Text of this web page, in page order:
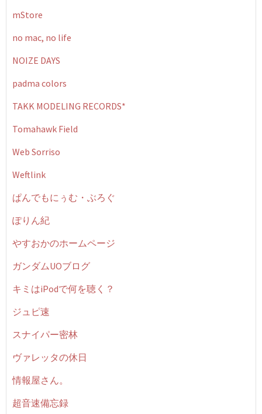
mStore
no mac, no life
NOIZE DAYS
padma colors
TAKK MODELING RECORDS*
Tomahawk Field
Web Sorriso
Weftlink
ぱんでもにぅむ・ぶろぐ
ぽりん紀
やすおかのホームページ
ガンダムUOブログ
キミはiPodで何を聴く？
ジュピ速
スナイパー密林
ヴァレッタの休日
情報屋さん。
超音速備忘録